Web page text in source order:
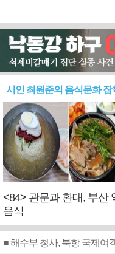
시인 최원준의 음식문화 잡
<84> 관문과 환대, 부산
음식
■ 해수부 청사, 북항 국제여